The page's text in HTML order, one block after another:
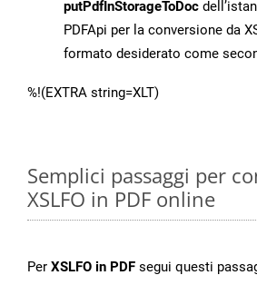
putPdfInStorageToDoc
PDFApi per la conversione da
formato desiderato come
%!(EXTRA string=XLT)
Semplici passaggi per
XSLFO in PDF online
Per XSLFO in PDF segui questi